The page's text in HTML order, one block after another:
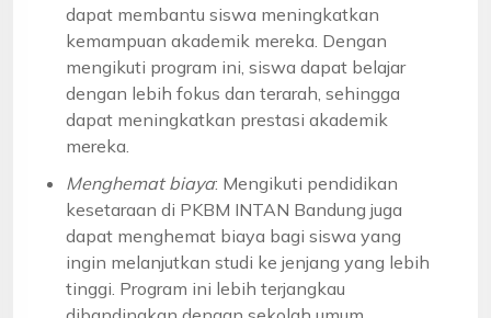
dapat membantu siswa meningkatkan
kemampuan akademik mereka. Dengan
mengikuti program ini, siswa dapat belajar
dengan lebih fokus dan terarah, sehingga
dapat meningkatkan prestasi akademik
mereka.
Menghemat biaya: Mengikuti pendidikan
kesetaraan di PKBM INTAN Bandung juga
dapat menghemat biaya bagi siswa yang
ingin melanjutkan studi ke jenjang yang lebih
tinggi. Program ini lebih terjangkau